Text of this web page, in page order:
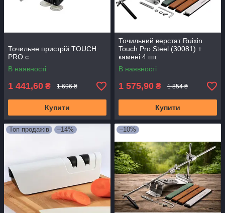
Точильне пристрій TOUCH
PRO c
В наявності
1 441,60 ₴ 1 696 ₴
Купити
Точильний верстат Ruixin
Touch Pro Steel (30081) +
камені 4 шт.
В наявності
1 575,90 ₴ 1 854 ₴
Купити
Топ продажів –14% –10%